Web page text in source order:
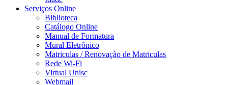
Serviços Online
Biblioteca
Catálogo Online
Manual de Formatura
Mural Eletrônico
Matriculas / Renovação de Matriculas
Rede Wi-Fi
Virtual Unisc
Webmail